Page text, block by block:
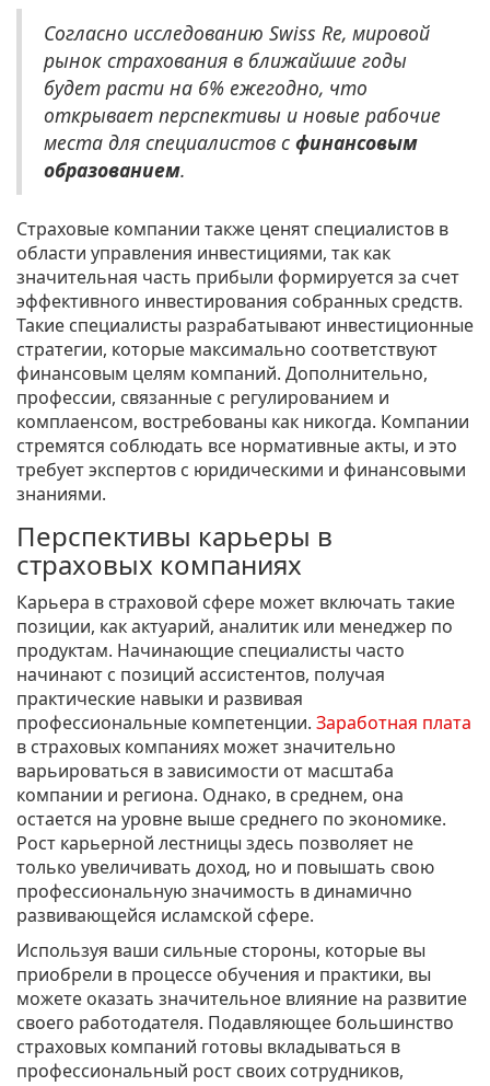
Согласно исследованию Swiss Re, мировой
рынок страхования в ближайшие годы
будет расти на 6% ежегодно, что
открывает перспективы и новые рабочие
места для специалистов с финансовым
образованием.
Страховые компании также ценят специалистов в
области управления инвестициями, так как
значительная часть прибыли формируется за счет
эффективного инвестирования собранных средств.
Такие специалисты разрабатывают инвестиционные
стратегии, которые максимально соответствуют
финансовым целям компаний. Дополнительно,
профессии, связанные с регулированием и
комплаенсом, востребованы как никогда. Компании
стремятся соблюдать все нормативные акты, и это
требует экспертов с юридическими и финансовыми
знаниями.
Перспективы карьеры в
страховых компаниях
Карьера в страховой сфере может включать такие
позиции, как актуарий, аналитик или менеджер по
продуктам. Начинающие специалисты часто
начинают с позиций ассистентов, получая
практические навыки и развивая
профессиональные компетенции. Заработная плата
в страховых компаниях может значительно
варьироваться в зависимости от масштаба
компании и региона. Однако, в среднем, она
остается на уровне выше среднего по экономике.
Рост карьерной лестницы здесь позволяет не
только увеличивать доход, но и повышать свою
профессиональную значимость в динамично
развивающейся исламской сфере.
Используя ваши сильные стороны, которые вы
приобрели в процессе обучения и практики, вы
можете оказать значительное влияние на развитие
своего работодателя. Подавляющее большинство
страховых компаний готовы вкладываться в
профессиональный рост своих сотрудников,